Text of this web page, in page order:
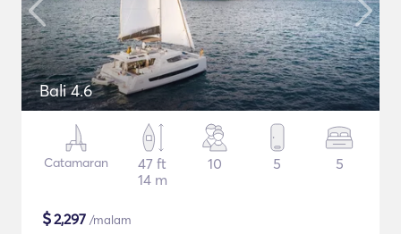
Bali 4.6
Catamaran
47 ft
14 m
10 5 5
$2,297 /malam